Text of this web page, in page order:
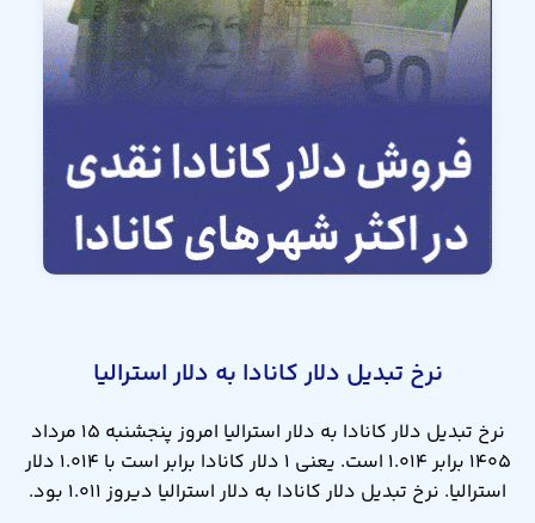
نرخ تبدیل دلار کانادا به دلار استرالیا
نرخ تبدیل دلار کانادا به دلار استرالیا امروز پنجشنبه ۱۵ مرداد
۱۴۰۵ برابر ۱.۰۱۴ است. یعنی ۱ دلار کانادا برابر است با ۱.۰۱۴ دلار
استرالیا. نرخ تبدیل دلار کانادا به دلار استرالیا دیروز ۱.۰۱۱ بود.